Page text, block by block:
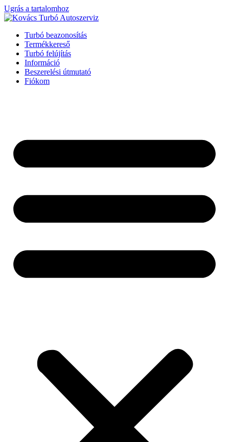
Ugrás a tartalomhoz
Turbó beazonosítás
Termékkereső
Turbó felújítás
Információ
Beszerelési útmutató
Fiókom